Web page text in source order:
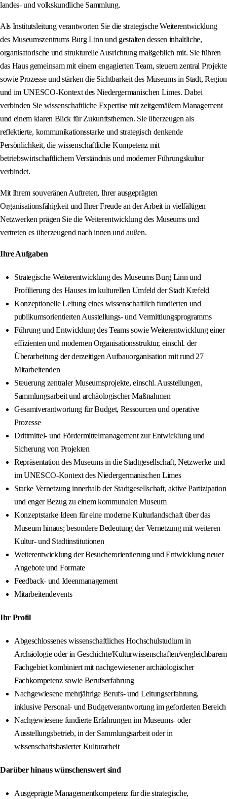
landes- und volkskundliche Sammlung.
Als Institutsleitung verantworten Sie die strategische Weiterentwicklung
des Museumszentrums Burg Linn und gestalten dessen inhaltliche,
organisatorische und strukturelle Ausrichtung maßgeblich mit. Sie führen
das Haus gemeinsam mit einem engagierten Team, steuern zentral Projekte
sowie Prozesse und stärken die Sichtbarkeit des Museums in Stadt, Region
und im UNESCO-Kontext des Niedergermanischen Limes. Dabei
verbinden Sie wissenschaftliche Expertise mit zeitgemäßem Management
und einem klaren Blick für Zukunftsthemen. Sie überzeugen als
reflektierte, kommunikationsstarke und strategisch denkende
Persönlichkeit, die wissenschaftliche Kompetenz mit
betriebswirtschaftlichem Verständnis und moderner Führungskultur
verbindet.
Mit Ihrem souveränen Auftreten, Ihrer ausgeprägten
Organisationsfähigkeit und Ihrer Freude an der Arbeit in vielfältigen
Netzwerken prägen Sie die Weiterentwicklung des Museums und
vertreten es überzeugend nach innen und außen.
Ihre Aufgaben
Strategische Weiterentwicklung des Museums Burg Linn und
Profilierung des Hauses im kulturellen Umfeld der Stadt Krefeld
Konzeptionelle Leitung eines wissenschaftlich fundierten und
publikumsorientierten Ausstellungs- und Vermittlungsprogramms
Führung und Entwicklung des Teams sowie Weiterentwicklung einer
effizienten und modernen Organisationsstruktur, einschl. der
Überarbeitung der derzeitigen Aufbauorganisation mit rund 27
Mitarbeitenden
Steuerung zentraler Museumsprojekte, einschl. Ausstellungen,
Sammlungsarbeit und archäologischer Maßnahmen
Gesamtverantwortung für Budget, Ressourcen und operative
Prozesse
Drittmittel- und Fördermittelmanagement zur Entwicklung und
Sicherung von Projekten
Repräsentation des Museums in die Stadtgesellschaft, Netzwerke und
im UNESCO-Kontext des Niedergermanischen Limes
Starke Vernetzung innerhalb der Stadtgesellschaft, aktive Partizipation
und enger Bezug zu einem kommunalen Museum
Konzeptstarke Ideen für eine moderne Kulturlandschaft über das
Museum hinaus; besondere Bedeutung der Vernetzung mit weiteren
Kultur- und Stadtinstitutionen
Weiterentwicklung der Besucherorientierung und Entwicklung neuer
Angebote und Formate
Feedback- und Ideenmanagement
Mitarbeitendevents
Ihr Profil
Abgeschlossenes wissenschaftliches Hochschulstudium in
Archäologie oder in Geschichte/Kulturwissenschaften/vergleichbarem
Fachgebiet kombiniert mit nachgewiesener archäologischer
Fachkompetenz sowie Berufserfahrung
Nachgewiesene mehrjährige Berufs- und Leitungserfahrung,
inklusive Personal- und Budgetverantwortung im geforderten Bereich
Nachgewiesene fundierte Erfahrungen im Museums- oder
Ausstellungsbetrieb, in der Sammlungsarbeit oder in
wissenschaftsbasierter Kulturarbeit
Darüber hinaus wünschenswert sind
Ausgeprägte Managementkompetenz für die strategische,